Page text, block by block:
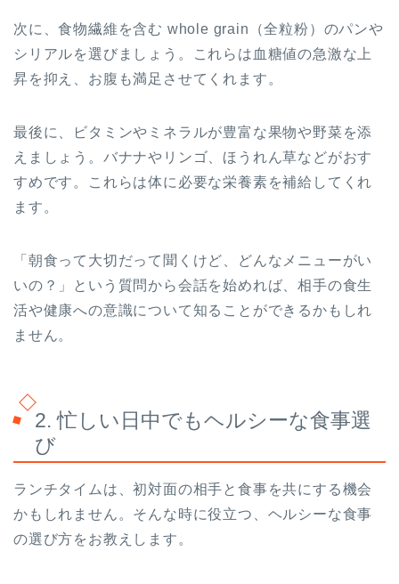
次に、食物繊維を含む whole grain（全粒粉）のパンや
シリアルを選びましょう。これらは血糖値の急激な上
昇を抑え、お腹も満足させてくれます。
最後に、ビタミンやミネラルが豊富な果物や野菜を添
えましょう。バナナやリンゴ、ほうれん草などがおす
すめです。これらは体に必要な栄養素を補給してくれ
ます。
「朝食って大切だって聞くけど、どんなメニューがい
いの？」という質問から会話を始めれば、相手の食生
活や健康への意識について知ることができるかもしれ
ません。
2. 忙しい日中でもヘルシーな食事選
び
ランチタイムは、初対面の相手と食事を共にする機会
かもしれません。そんな時に役立つ、ヘルシーな食事
の選び方をお教えします。